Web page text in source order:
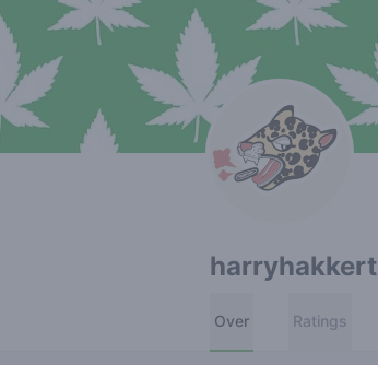
harryhakkert
Over Ratings